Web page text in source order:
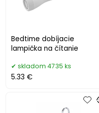
Bedtime dobíjacie
lampička na čítanie
skladom 4735 ks
5.33 €